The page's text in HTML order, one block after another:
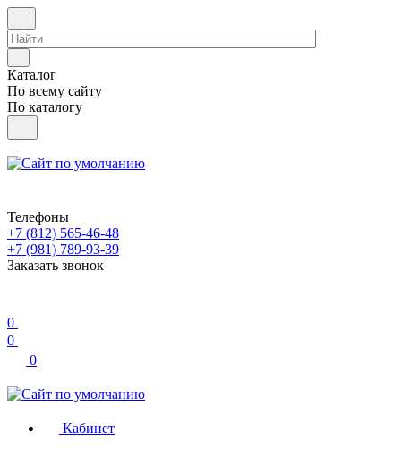
Каталог
По всему сайту
По каталогу
Телефоны
+7 (812) 565-46-48
+7 (981) 789-93-39
Заказать звонок
0
0
0
Кабинет